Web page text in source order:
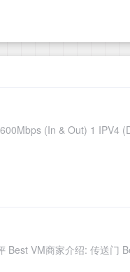
(In & Out) 1 IPV4
Best VM商家介绍: 传送门